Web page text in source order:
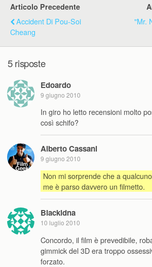
Articolo Precedente
Accident Di Pou-Soi
Cheang
"Mr.
5 risposte
Edoardo
9 giugno 2010
In giro ho letto recensioni molto
così schifo?
Alberto Cassani
9 giugno 2010
Non mi sorprende che a
me è parso davvero un filmetto.
Blackidna
10 luglio 2010
Concordo, il film è prevedibile,
gimmick del 3D era troppo
forzato.